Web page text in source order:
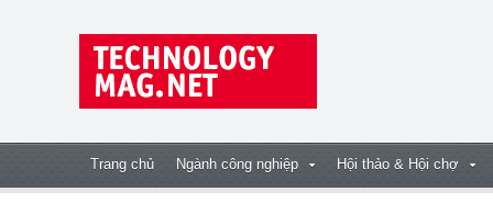
Trang chủ Ngành công nghiệp Hội thảo & Hội chợ